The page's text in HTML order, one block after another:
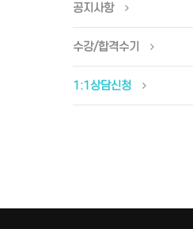
공지사항
수강/합격수기
1:1상담신청